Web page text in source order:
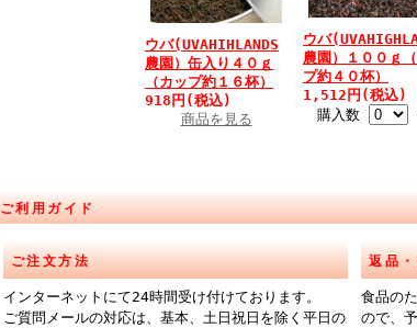
ウバ(UVAHIHLANDS
農園）缶入り４０ｇ
（カップ約１６杯）
918円(税込)
商品を見る
ウバ
農園）１００ｇ
プ約４０杯）
1,512円(税込)
購入数
ご利用ガイド
ご注文方法
インターネットにて24時間受け付けております。
ご質問メールの対応は、基本、土日祝日を除く平日の
返品
食品の
ので、